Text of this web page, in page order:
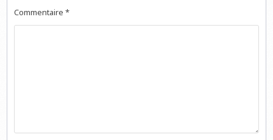
Commentaire*